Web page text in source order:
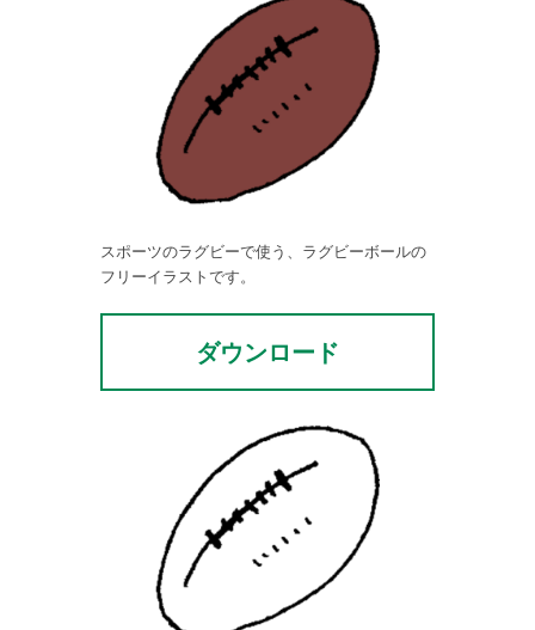
スポーツのラグビーで使う、ラグビーボールの
フリーイラストです。
ダウンロード